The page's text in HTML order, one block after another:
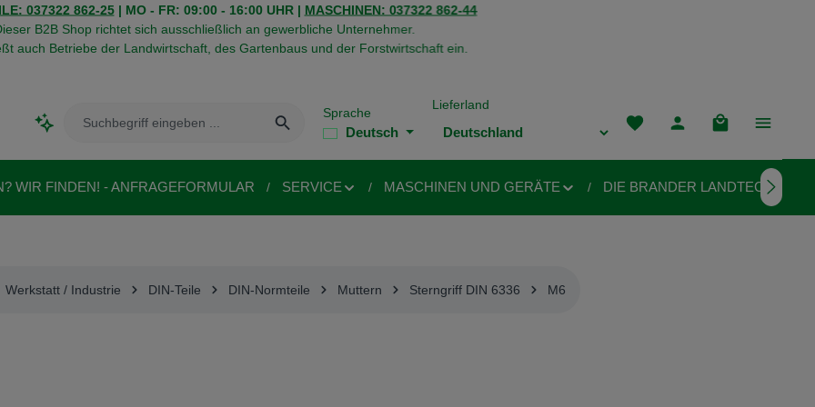
037322 862-25| MO - FR: 09:00 - 16:00 UHR | MASCHINEN: 037322 862-44
B2B Shop richtet sich ausschließlich an gewerbliche Unternehmer.
auch Betriebe der Landwirtschaft, des Gartenbaus und der Forstwirtschaft ein.
Sprache
Deutsch
Lieferland
Du hast 0 Produkte auf dem
Warenkorb
WIR FINDEN! - ANFRAGEFORMULAR SERVICE MASCHINEN UND GERÄTE DIE BRANDER LANDTECHNIK
Werkstatt / Industrie DIN-Teile DIN-Normteile Muttern Sterngriff DIN 6336 M6